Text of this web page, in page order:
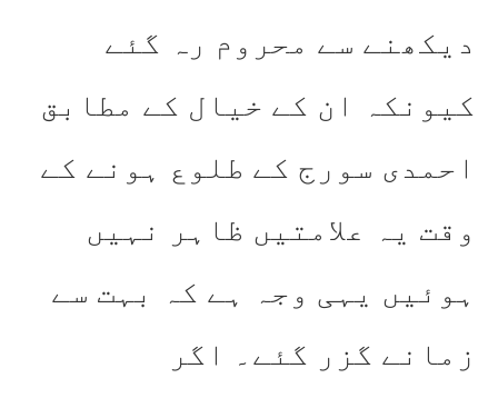
دیکھنے سے محروم رہ گئے
کیونکہ ان کے خیال کے مطابق
احمدی سورج کے طلوع ہونے کے
وقت یہ علامتیں ظاہر نہیں
ہوئیں یہی وجہ ہے کہ بہت سے
زمانے گزر گئے۔ اگر